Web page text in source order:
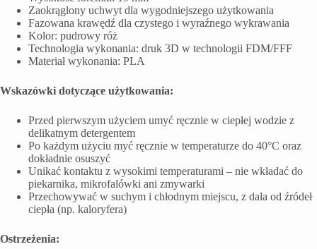
Zaokrąglony uchwyt dla wygodniejszego użytkowania
Fazowana krawędź dla czystego i wyraźnego wykrawania
Kolor: pudrowy róż
Technologia wykonania: druk 3D w technologii FDM/FFF
Materiał wykonania: PLA
Wskazówki dotyczące użytkowania:
Przed pierwszym użyciem umyć ręcznie w ciepłej wodzie z
delikatnym detergentem
Po każdym użyciu myć ręcznie w temperaturze do 40°C oraz
dokładnie osuszyć
Unikać kontaktu z wysokimi temperaturami – nie wkładać do
piekarnika, mikrofalówki ani zmywarki
Przechowywać w suchym i chłodnym miejscu, z dala od źródeł
ciepła (np. kaloryfera)
Ostrzeżenia: